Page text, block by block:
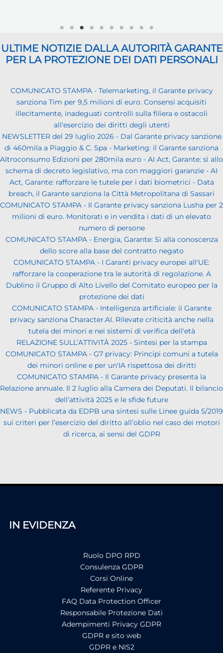
ULTIME NOTIZIE DALLA AUTORITÀ GARANTE
PER LA PROTEZIONE DEI DATI PERSONALI
COMUNICATO STAMPA - Telemarketing, il Garante privacy
sanziona Tim per 9,5 milioni di euro. Consensi acquisiti
illecitamente, inadeguati controlli sulla filiera e ostacoli
all'esercizio dei diritti degli utenti
NEWSLETTER del 29 luglio 2026 - Dal Garante privacy sanzione
di 460mila a Piaggio & C. Spa - Marketing: il Garante sanziona
Altroconsumo Edizioni per 280mila euro - AI Act, Garante: sì allo
schema di decreto legislativo, ma con maggiori garanzie - AI
Act, Garante: rafforzare le tutele per i dati biometrici - Data
breach, il Garante sanziona la Città Metropolitana di Sassari
COMUNICATO STAMPA - Il Garante privacy sanziona Lusha per 2
milioni di euro. Monitorati e in vendita i dati di un elevato
numero di persone
COMUNICATO STAMPA - Energia, Garante: Sì alla conoscenza
dello score alla base del contratto negato
COMUNICATO STAMPA - I Garanti privacy europei all'UE:
rafforzare la cooperazione tra le autorità di regolazione. A
Dublino il Gruppo di Alto Livello del Comitato europeo per la
protezione dei dati
COMUNICATO STAMPA - Intelligenza artificiale: il Garante
privacy sanziona Character.AI. Rilevate criticità anche nella
tutela dei minori e nei sistemi di verifica dell'età
RELAZIONE SULL’ATTIVITÀ 2025 - Sintesi per la stampa
COMUNICATO STAMPA - G7 privacy: Principi comuni a tutela
dei minori online e per un'IA rispettosa dei diritti
COMUNICATO STAMPA - Il Garante privacy presenta la
Relazione annuale. Il 2 luglio alla Camera dei Deputati. Il bilancio
dell’attività 2025 e le sfide future
NEWS - Pubblicata da EDPB una sintesi sulle Linee guida 5/2019
sui criteri per l’esercizio del diritto all’oblio nel caso dei motori
di ricerca, ai sensi del GDPR
IN EVIDENZA
Ruolo DPO RPD
Consulenza GDPR
Corsi Online
Referente Privacy
FAQ Data Protection Officer
Responsabile Protezione Dati
Adempimenti Privacy GDPR
GDPR e sito web
GDPR e NIS2